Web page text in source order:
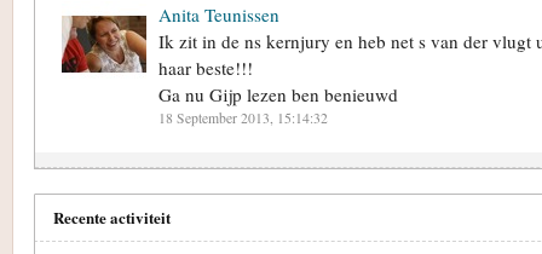
Anita Teunissen
Ik zit in de ns kernjury en heb net s van der vlugt
haar beste!!!
Ga nu Gijp lezen ben benieuwd
18 September 2013, 15:14:32
Recente activiteit